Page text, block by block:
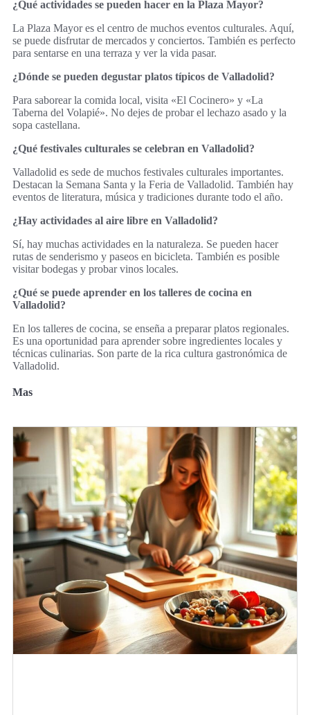
¿Qué actividades se pueden hacer en la Plaza Mayor?
La Plaza Mayor es el centro de muchos eventos culturales. Aquí,
se puede disfrutar de mercados y conciertos. También es perfecto
para sentarse en una terraza y ver la vida pasar.
¿Dónde se pueden degustar platos típicos de Valladolid?
Para saborear la comida local, visita «El Cocinero» y «La
Taberna del Volapié». No dejes de probar el lechazo asado y la
sopa castellana.
¿Qué festivales culturales se celebran en Valladolid?
Valladolid es sede de muchos festivales culturales importantes.
Destacan la Semana Santa y la Feria de Valladolid. También hay
eventos de literatura, música y tradiciones durante todo el año.
¿Hay actividades al aire libre en Valladolid?
Sí, hay muchas actividades en la naturaleza. Se pueden hacer
rutas de senderismo y paseos en bicicleta. También es posible
visitar bodegas y probar vinos locales.
¿Qué se puede aprender en los talleres de cocina en
Valladolid?
En los talleres de cocina, se enseña a preparar platos regionales.
Es una oportunidad para aprender sobre ingredientes locales y
técnicas culinarias. Son parte de la rica cultura gastronómica de
Valladolid.
Mas